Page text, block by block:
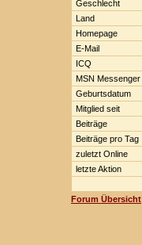
Geschlecht
Land
Homepage
E-Mail
ICQ
MSN Messenger
Geburtsdatum
Mitglied seit
Beiträge
Beiträge pro Tag
zuletzt Online
letzte Aktion
Forum Übersicht